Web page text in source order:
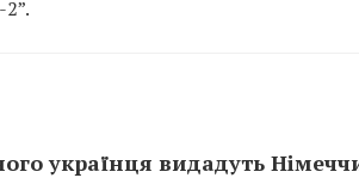
українця видадуть